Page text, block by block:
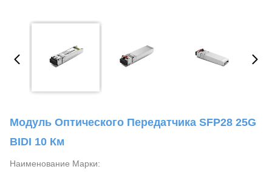
Модуль Оптического Передатчика SFP28 25G
BIDI 10 Км
Наименование Марки: